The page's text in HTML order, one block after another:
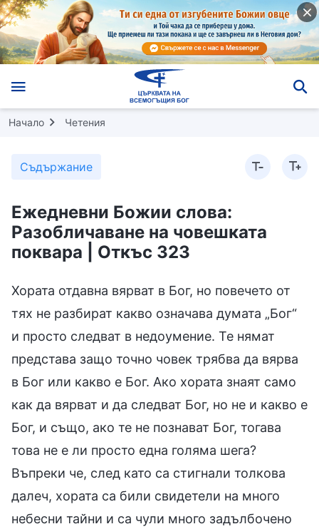
Начало Четения
Съдържание
Ежедневни Божии слова:
Разобличаване на човешката
поквара | Откъс 323
Хората отдавна вярват в Бог, но повечето от
тях не разбират какво означава думата „Бог“
и просто следват в недоумение. Те нямат
представа защо точно човек трябва да вярва
в Бог или какво е Бог. Ако хората знаят само
как да вярват и да следват Бог, но не и какво е
Бог, и също, ако те не познават Бог, тогава
това не е ли просто една голяма шега?
Въпреки че, след като са стигнали толкова
далеч, хората са били свидетели на много
небесни тайни и са чули много задълбочено